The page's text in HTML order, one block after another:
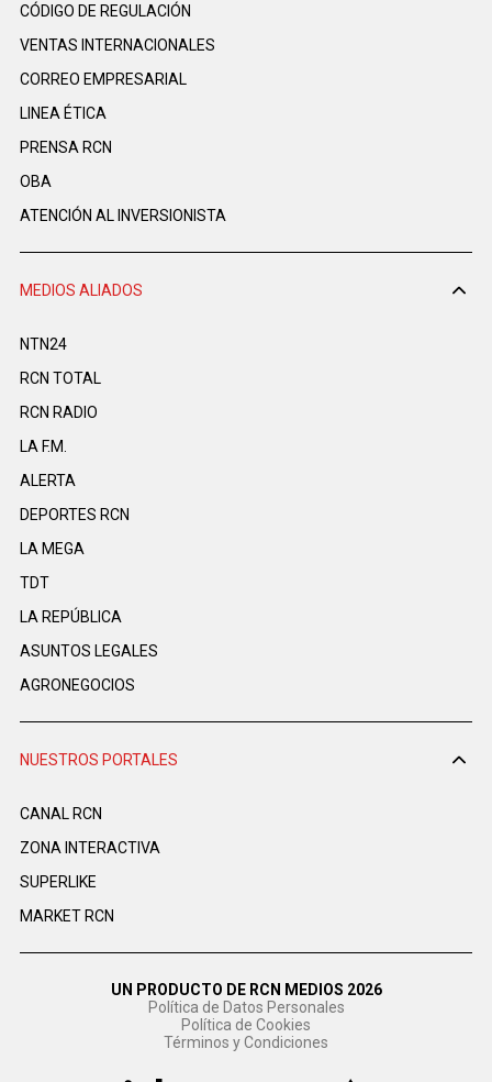
CÓDIGO DE REGULACIÓN
VENTAS INTERNACIONALES
CORREO EMPRESARIAL
LINEA ÉTICA
PRENSA RCN
OBA
ATENCIÓN AL INVERSIONISTA
MEDIOS ALIADOS
NTN24
RCN TOTAL
RCN RADIO
LA F.M.
ALERTA
DEPORTES RCN
LA MEGA
TDT
LA REPÚBLICA
ASUNTOS LEGALES
AGRONEGOCIOS
NUESTROS PORTALES
CANAL RCN
ZONA INTERACTIVA
SUPERLIKE
MARKET RCN
UN PRODUCTO DE RCN MEDIOS 2026
Política de Datos Personales
Política de Cookies
Términos y Condiciones